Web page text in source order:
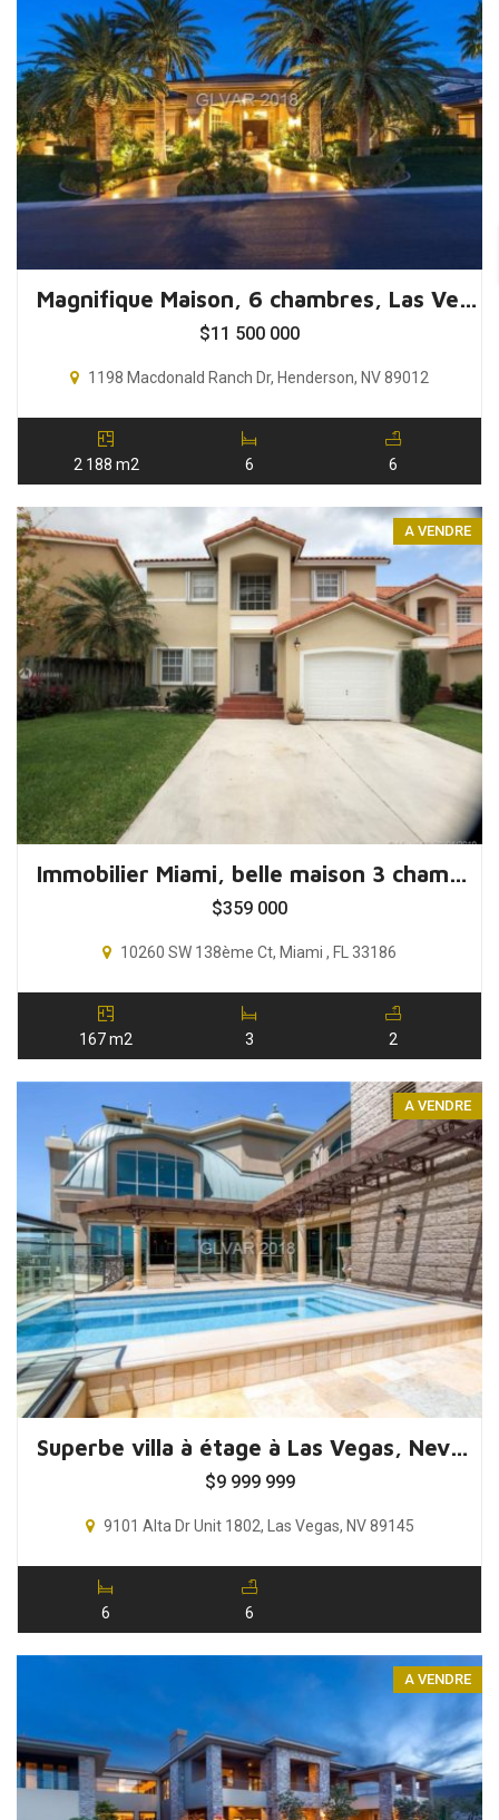
Magnifique Maison, 6 chambres, Las Vegas, Nevada, USA
$11 500 000
1198 Macdonald Ranch Dr, Henderson, NV 89012
2 188 m2 6 6
A VENDRE
Immobilier Miami, belle maison 3 chambres, Floride, USA
$359 000
10260 SW 138ème Ct, Miami , FL 33186
167 m2 3 2
A VENDRE
Superbe villa à étage à Las Vegas, Nevada, USA
$9 999 999
9101 Alta Dr Unit 1802, Las Vegas, NV 89145
6 6
A VENDRE